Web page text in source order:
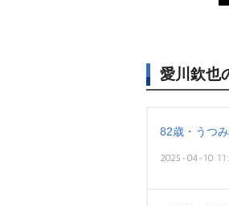
愛川欽也
82歳・うつ
2025-04-10